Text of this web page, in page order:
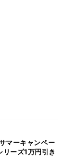
マーキャンペー
ーズ1万円引き